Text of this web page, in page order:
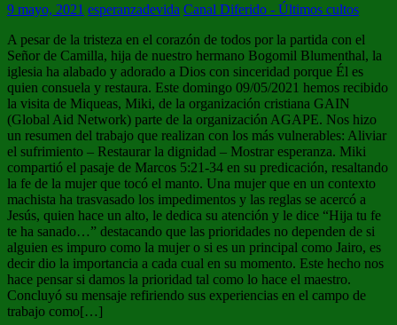
9 mayo, 2021 esperanzadevida Canal Diferido - Últimos cultos
A pesar de la tristeza en el corazón de todos por la partida con el
Señor de Camilla, hija de nuestro hermano Bogomil Blumenthal, la
iglesia ha alabado y adorado a Dios con sinceridad porque Él es
quien consuela y restaura. Este domingo 09/05/2021 hemos recibido
la visita de Miqueas, Miki, de la organización cristiana GAIN
(Global Aid Network) parte de la organización AGAPE. Nos hizo
un resumen del trabajo que realizan con los más vulnerables: Aliviar
el sufrimiento – Restaurar la dignidad – Mostrar esperanza. Miki
compartió el pasaje de Marcos 5:21-34 en su predicación, resaltando
la fe de la mujer que tocó el manto. Una mujer que en un contexto
machista ha trasvasado los impedimentos y las reglas se acercó a
Jesús, quien hace un alto, le dedica su atención y le dice “Hija tu fe
te ha sanado…” destacando que las prioridades no dependen de si
alguien es impuro como la mujer o si es un principal como Jairo, es
decir dio la importancia a cada cual en su momento. Este hecho nos
hace pensar si damos la prioridad tal como lo hace el maestro.
Concluyó su mensaje refiriendo sus experiencias en el campo de
trabajo como[…]